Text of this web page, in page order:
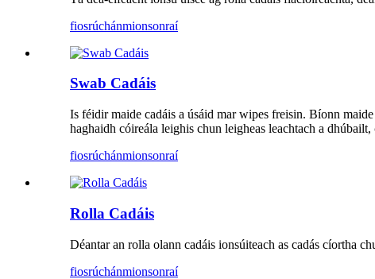
fiosrúchánmionsonraí
Swab Cadáis
Is féidir maide cadáis a úsáid mar wipes freisin. Bíonn
haghaidh cóireála leighis chun leigheas leachtach a
fiosrúchánmionsonraí
Rolla Cadáis
Déantar an rolla olann cadáis ionsúiteach as cadás cíortha
fiosrúchánmionsonraí